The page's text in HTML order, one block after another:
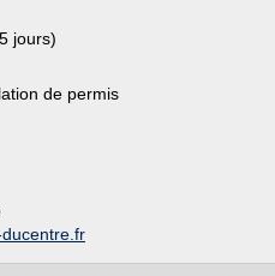
jours)
de permis